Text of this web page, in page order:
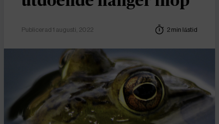
Publicerad 1 augusti, 2022 2 min lästid